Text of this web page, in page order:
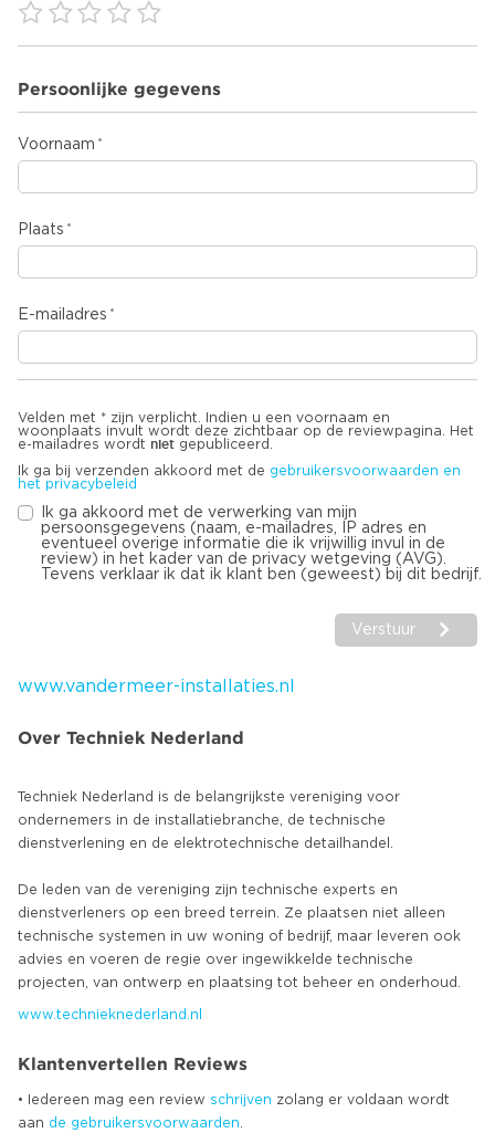
Persoonlijke gegevens
Voornaam
Plaats
E-mailadres
Velden met * zijn verplicht. Indien u een voornaam en
woonplaats invult wordt deze zichtbaar op de reviewpagina. Het
e-mailadres wordt niet gepubliceerd.
Ik ga bij verzenden akkoord met de gebruikersvoorwaarden en
het privacybeleid
Ik ga akkoord met de verwerking van mijn
persoonsgegevens (naam, e-mailadres, IP adres en
eventueel overige informatie die ik vrijwillig invul in de
review) in het kader van de privacy wetgeving (AVG).
Tevens verklaar ik dat ik klant ben (geweest) bij dit bedrijf.
Verstuur
www.vandermeer-installaties.nl
Over Techniek Nederland
Techniek Nederland is de belangrijkste vereniging voor
ondernemers in de installatiebranche, de technische
dienstverlening en de elektrotechnische detailhandel.
De leden van de vereniging zijn technische experts en
dienstverleners op een breed terrein. Ze plaatsen niet alleen
technische systemen in uw woning of bedrijf, maar leveren ook
advies en voeren de regie over ingewikkelde technische
www.technieknederland.nl
Klantenvertellen Reviews
• Iedereen mag een review schrijven zolang er voldaan wordt
aan de gebruikersvoorwaarden